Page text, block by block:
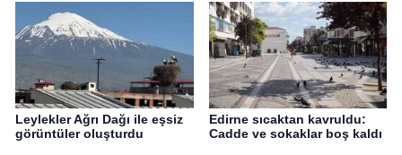
Leylekler Ağrı Dağı ile eşsiz
görüntüler oluşturdu
Edirne sıcaktan kavruldu:
Cadde ve sokaklar boş kaldı